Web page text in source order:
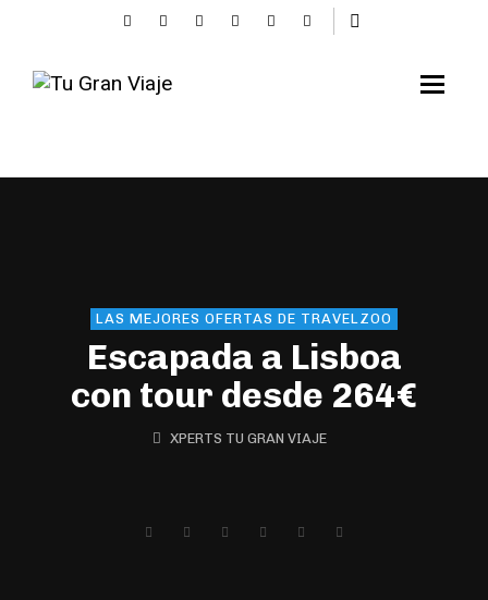
LAS MEJORES OFERTAS DE TRAVELZOO
Escapada a Lisboa
con tour desde 264€
XPERTS TU GRAN VIAJE